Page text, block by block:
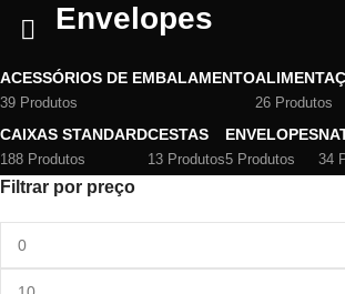
Envelopes
ACESSÓRIOS DE EMBALAMENTO
39 Produtos 26 Produtos
CAIXAS STANDARD
188 Produtos
CESTAS
13 Produtos
ENVELOPES
5 Produtos 34
Filtrar por preço